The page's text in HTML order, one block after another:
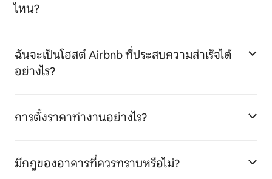
ไหน?
ฉันจะเป็นโฮสต์ Airbnb ที่ประสบความสำเร็จได้
อย่างไร?
การตั้งราคาทำงานอย่างไร?
มีกฎของอาคารที่ควรทราบหรือไม่?